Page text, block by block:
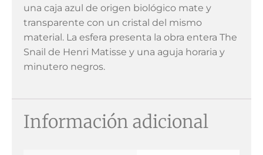
una caja azul de origen biológico mate y
transparente con un cristal del mismo
material. La esfera presenta la obra entera The
Snail de Henri Matisse y una aguja horaria y
minutero negros.
Información adicional